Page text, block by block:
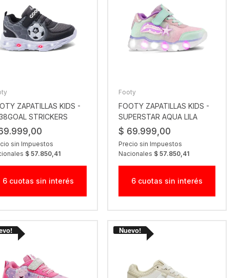
ZAPATILLAS KIDS -
STRICKERS
sin Impuestos
$ 57.850,41
6 cuotas sin interés
Footy
FOOTY ZAPATILLAS KIDS -
SUPERSTAR AQUA LILA
$ 69.999,00
Precio sin Impuestos
Nacionales $ 57.850,41
6 cuotas sin interés